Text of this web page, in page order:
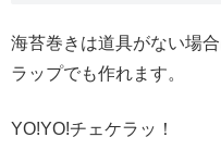
海苔巻きは道具がない場
ラップでも作れます。
YO!YO!チェケラッ！